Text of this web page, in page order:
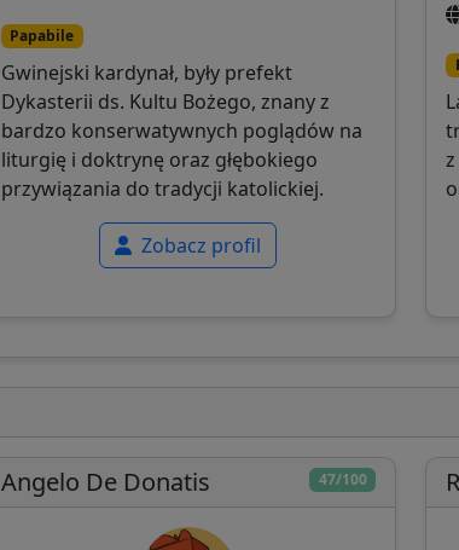
Papabile
Gwinejski kardynał, były prefekt
Dykasterii ds. Kultu Bożego, znany z
bardzo konserwatywnych poglądów na
liturgię i doktrynę oraz głębokiego
przywiązania do tradycji katolickiej.
Zobacz profil
47/100
Angelo De Donatis